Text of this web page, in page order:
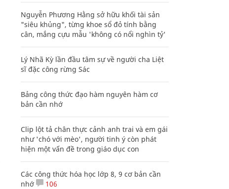
Nguyễn Phương Hằng sở hữu khối tài sản
"siêu khủng", từng khoe sổ đỏ tính bằng
cân, mắng cựu mẫu 'không có nổi nghìn tỷ'
Lý Nhã Kỳ lần đầu tâm sự về người cha Liệt
sĩ đặc công rừng Sác
Bảng công thức đạo hàm nguyên hàm cơ
bản cần nhớ
Clip lột tả chân thực cảnh anh trai và em gái
như 'chó với mèo', người tinh ý còn phát
hiện một vấn đề trong giáo dục con
Các công thức hóa học lớp 8, 9 cơ bản cần
nhớ
106